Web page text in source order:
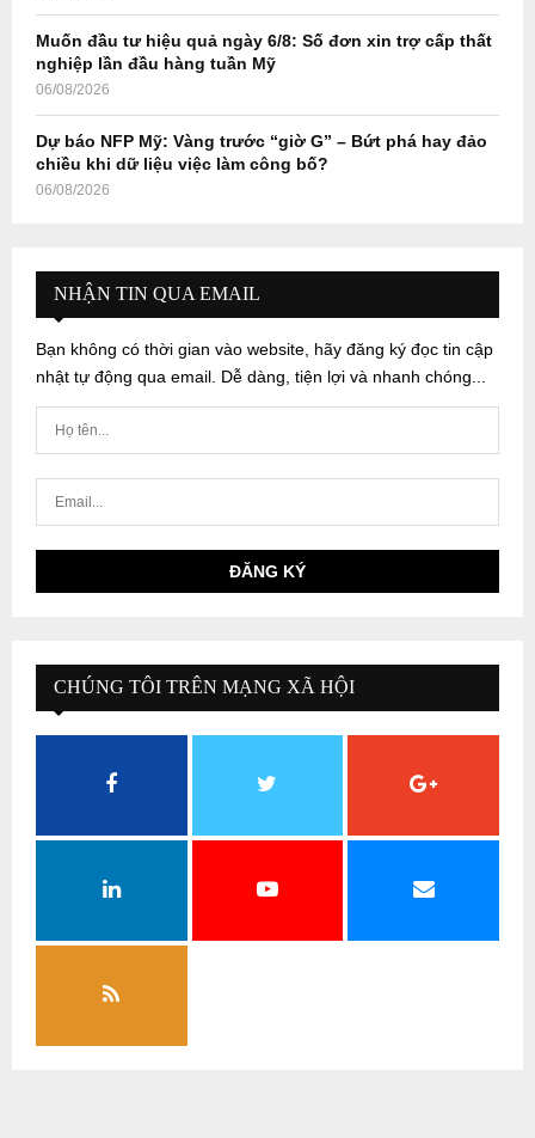
Muốn đầu tư hiệu quả ngày 6/8: Số đơn xin trợ cấp thất
nghiệp lần đầu hàng tuần Mỹ
06/08/2026
Dự báo NFP Mỹ: Vàng trước “giờ G” – Bứt phá hay đảo
chiều khi dữ liệu việc làm công bố?
06/08/2026
NHẬN TIN QUA EMAIL
Bạn không có thời gian vào website, hãy đăng ký đọc tin cập
nhật tự động qua email. Dễ dàng, tiện lợi và nhanh chóng...
CHÚNG TÔI TRÊN MẠNG XÃ HỘI